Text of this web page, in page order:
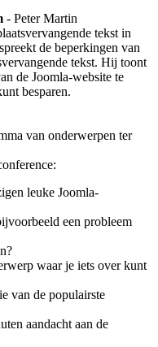
- Peter Martin
tekst in
de beperkingen van
tekst. Hij toont
de Joomla-website te
besparen.
van onderwerpen ter
leuke Joomla-
een probleem
waar je iets over kunt
van de populairste
aandacht aan de